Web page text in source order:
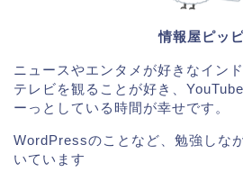
情報屋ピッ
ニュースやエンタメが好きなインド
テレビを観ることが好き、
ーっとしている時間が幸せです。
WordPressのことなど、勉強しな
いています